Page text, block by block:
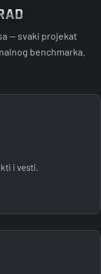
— svaki projekat
benchmarka.
i vesti.